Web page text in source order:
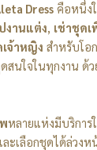
Dress คือหนึ่ง
งานแต่ง, เช่าชุดเ
จ้าหญิง สำหรับโอ
นใจในทุกงาน ด้ว
หลายแห่งมีบริกา
ะเลือกชุดได้ล่วงห